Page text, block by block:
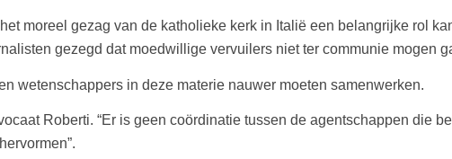
moreel gezag van de katholieke kerk in Italië een belangrijke rol
gezegd dat moedwillige vervuilers niet ter communie mogen
wetenschappers in deze materie nauwer moeten samenwerken.
Roberti. “Er is geen coördinatie tussen de agentschappen die